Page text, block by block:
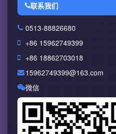
联系我们
0513-88826680
+86 15962749399
+86 18862703018
15962749399@163.com
微信